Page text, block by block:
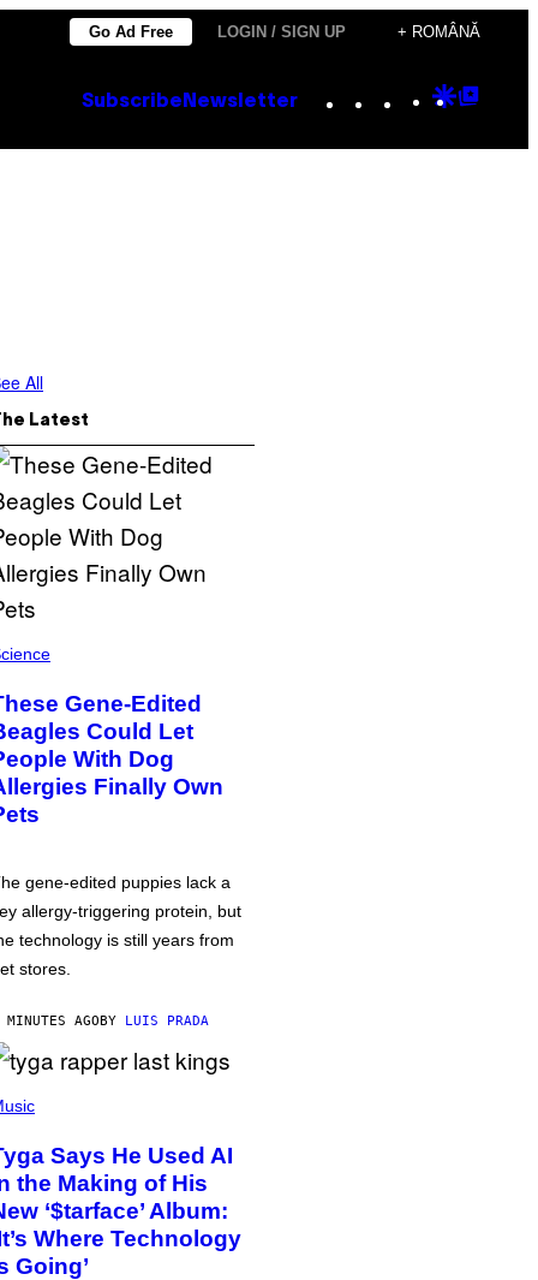
Go Ad Free LOGIN / SIGN UP + ROMÂNĂ
Subscribe Newsletter Instagram
TikTok
YouTube
Google
All
Latest
Gene-Edited
Could Let
With Dog
Finally Own
gene-edited puppies lack a
allergy-triggering protein, but
technology is still years from
stores.
AGOBY LUIS PRADA
Says He Used AI
the Making of His
‘$tarface’ Album:
Where Technology
Going’